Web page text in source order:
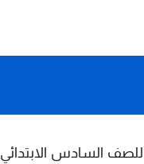
للصف السادس الابتدائي